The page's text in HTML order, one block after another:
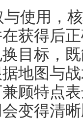
使用，
获得后
目标，
地图与
顾特点
变得清